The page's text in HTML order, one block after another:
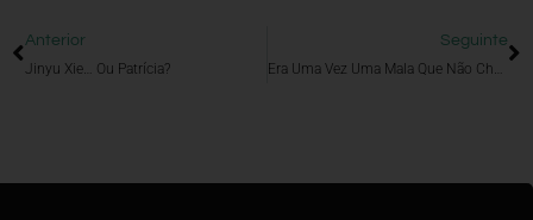
Anterior
Jinyu Xie… Ou Patrícia?
Seguinte